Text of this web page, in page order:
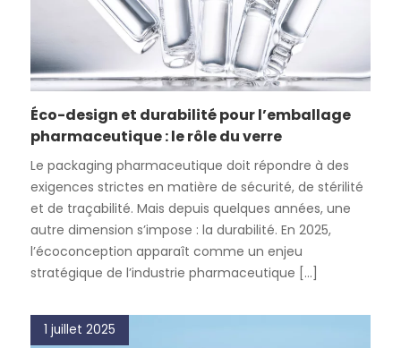
Éco-design et durabilité pour l’emballage
pharmaceutique : le rôle du verre
Le packaging pharmaceutique doit répondre à des
exigences strictes en matière de sécurité, de stérilité
et de traçabilité. Mais depuis quelques années, une
autre dimension s’impose : la durabilité. En 2025,
l’écoconception apparaît comme un enjeu
stratégique de l’industrie pharmaceutique [...]
1 juillet 2025